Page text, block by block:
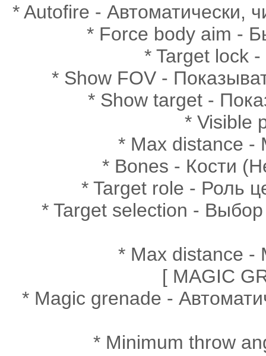
* Autofire - Автоматически,
* Force body aim -
* Target lock
* Show FOV -
* Show target -
* Visible
* Max distance -
* Bones - Кости
* Target role - Роль
* Target selection -
* Max distance -
[ MAGIC
* Magic grenade -
* Minimum throw